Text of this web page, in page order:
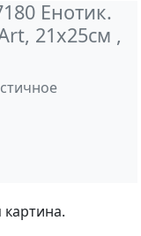
Енотик.
21х25см ,